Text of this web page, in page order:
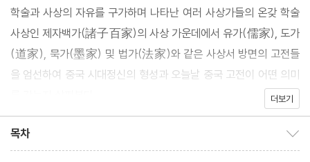
학술과 사상의 자유를 구가하며 나타난 여러 사상가들의 온갖 학술
사상인 제자백가(諸子百家)의 사상 가운데에서 유가(儒家), 도가
(道家), 묵가(墨家) 및 법가(法家)와 같은 사상서 방면의 고전들
을 엄선하여 중국 시대정신의 형성과 오늘날 중국 고전이 어떤 의미
더보기
목차